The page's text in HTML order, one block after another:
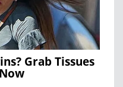
Grab Tissues